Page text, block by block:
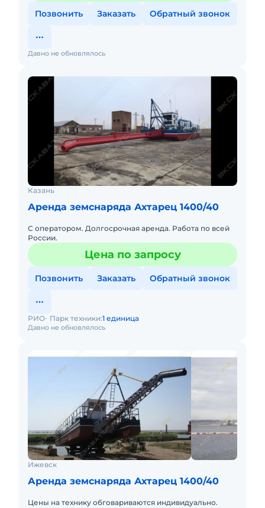
Позвонить Заказать Обратный звонок
Давно не обновлялось
Казань
Аренда земснаряда Ахтарец 1400/40
С оператором. Долгосрочная аренда. Работа по всей
России.
Цена по запросу
Позвонить Заказать Обратный звонок
Давно не обновлялось
РИО Парк техники:1 единица
Ижевск
Аренда земснаряда Ахтарец 1400/40
Цены на технику обговариваются индивидуально.